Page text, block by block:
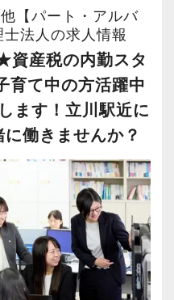
ンができる方と一
も「数字として税務
ービス業として対応
いる事務所は異なっ
求めています。
らも「もっとお客様
トがしたい」という
募ください。
ですが、スーツであ
すると、会社から補
店やスーパー・コン
チの選択肢がたくさ
リティーに富んだ
り上げていきましょ
スタッフを募集しま
働き方をしたい方
きたいと思っていて
相談にのります。
の範囲で、将来に繋
ぜひしていただきた
ら時短社員、時短社
キャリアアップして
【パート・アルバ
法人の求人情報
資産税の内勤スタ
育て中の方活躍中
ます！立川駅近に
働きませんか？